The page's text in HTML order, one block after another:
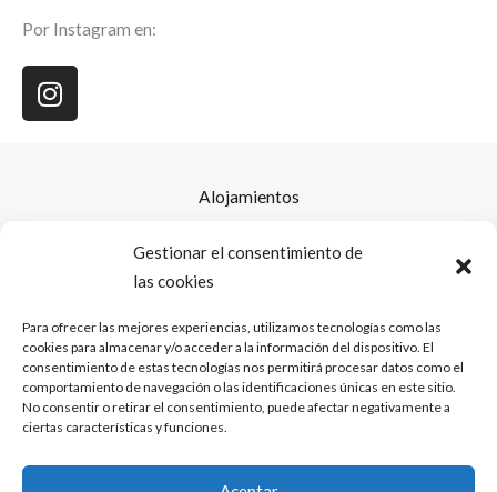
Gestionar el consentimiento de
las cookies
Para ofrecer las mejores experiencias, utilizamos tecnologías como las
cookies para almacenar y/o acceder a la información del dispositivo. El
consentimiento de estas tecnologías nos permitirá procesar datos como el
comportamiento de navegación o las identificaciones únicas en este sitio.
No consentir o retirar el consentimiento, puede afectar negativamente a
ciertas características y funciones.
e
b
o
o
Por Instagram en:
I
n
Alojamientos
Nosotros
Política de Cookies
Aviso Legal
Política de Privacidad